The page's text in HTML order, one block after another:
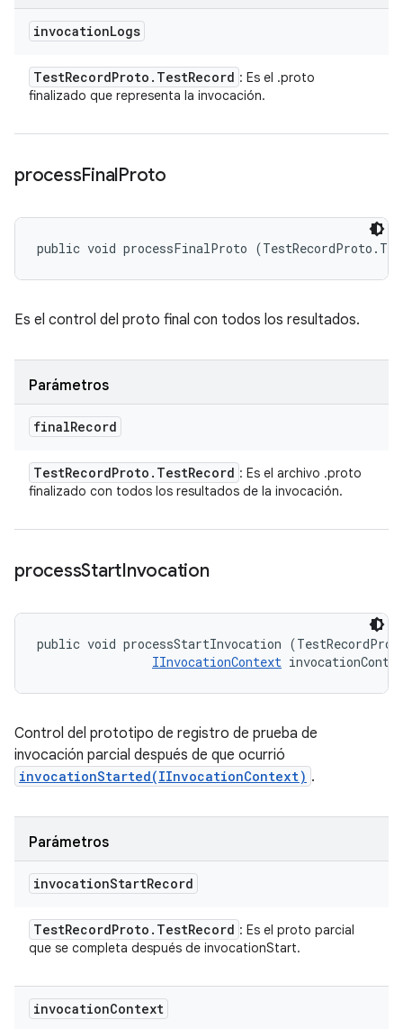
invocationLogs
TestRecordProto . TestRecord : Es el .proto
finalizado que representa la invocación.
processFinalProto
public void processFinalProto
Es el control del proto final con todos los resultados.
Parámetros
finalRecord
TestRecordProto . TestRecord : Es el archivo .proto
finalizado con todos los resultados de la invocación.
processStartInvocation
public void processStartInvocation
IInvocationContext
Control del prototipo de registro de prueba de
invocación parcial después de que ocurrió
invocationStarted(IInvocationContext) .
Parámetros
invocationStartRecord
TestRecordProto . TestRecord : Es el proto parcial
que se completa después de invocationStart.
invocationContext